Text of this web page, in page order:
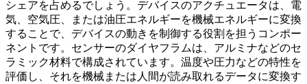
シェアを占めるでしょう。デバイスのアクチュエータは、電
気、空気圧、または油圧エネルギーを機械エネルギーに変換
することで、デバイスの動きを制御する役割を担うコンポー
ネントです。センサーのダイヤフラムは、アルミナなどのセ
ラミック材料で構成されています。温度や圧力などの特性を
評価し、それを機械または人間が読み取れるデータに変換す